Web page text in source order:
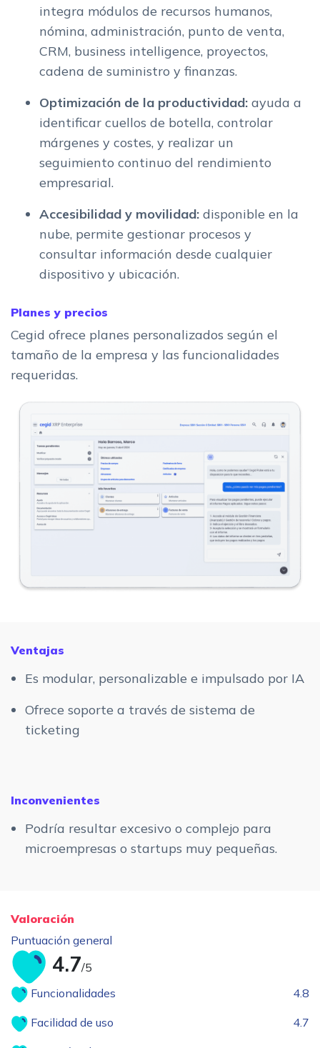
integra módulos de recursos humanos,
nómina, administración, punto de venta,
CRM, business intelligence, proyectos,
cadena de suministro y finanzas.
Optimización de la productividad: ayuda a
identificar cuellos de botella, controlar
márgenes y costes, y realizar un
seguimiento continuo del rendimiento
empresarial.
Accesibilidad y movilidad: disponible en la
nube, permite gestionar procesos y
consultar información desde cualquier
dispositivo y ubicación.
Planes y precios
Cegid ofrece planes personalizados según el
tamaño de la empresa y las funcionalidades
requeridas.
Ventajas
Es modular, personalizable e impulsado por IA
Ofrece soporte a través de sistema de
ticketing
Inconvenientes
Podría resultar excesivo o complejo para
microempresas o startups muy pequeñas.
Valoración
Puntuación general
4.7/5
Funcionalidades
4.8
Facilidad de uso 4.7